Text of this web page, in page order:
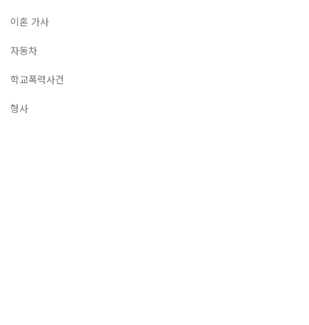
이혼 가사
자동차
학교폭력사건
형사